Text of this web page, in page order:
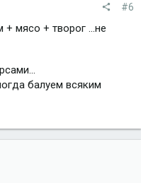
#6
мясо + творог ...не
балуем всяким